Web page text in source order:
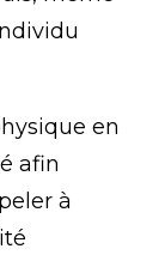
en
afin
à